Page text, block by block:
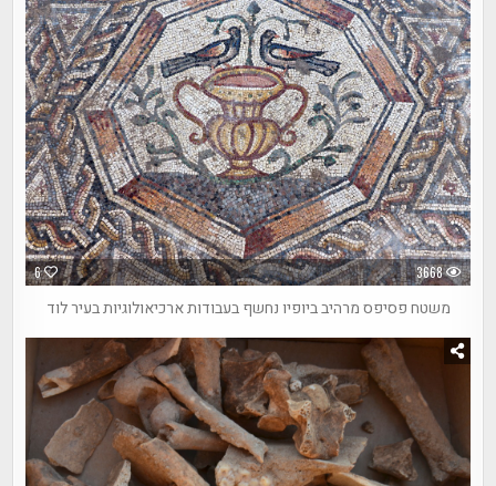
6 3668
משטח פסיפס מרהיב ביופיו נחשף בעבודות ארכיאולוגיות בעיר לוד